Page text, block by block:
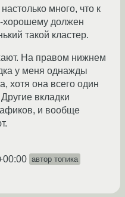
много, что к
хорошему должен
такой кластер.
На правом нижнем
у меня однажды
хотя она всего один
вкладки
и вообще
автор топика